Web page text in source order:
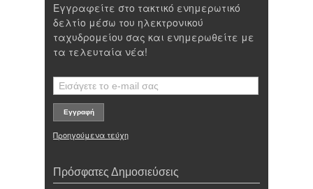
Εγγραφείτε στο τακτικό ενημερωτικό
δελτίο μέσω του ηλεκτρονικού
ταχυδρομείου σας και ενημερωθείτε με
τα τελευταία νέα!
Προηγούμενα τεύχη
Πρόσφατες Δημοσιεύσεις